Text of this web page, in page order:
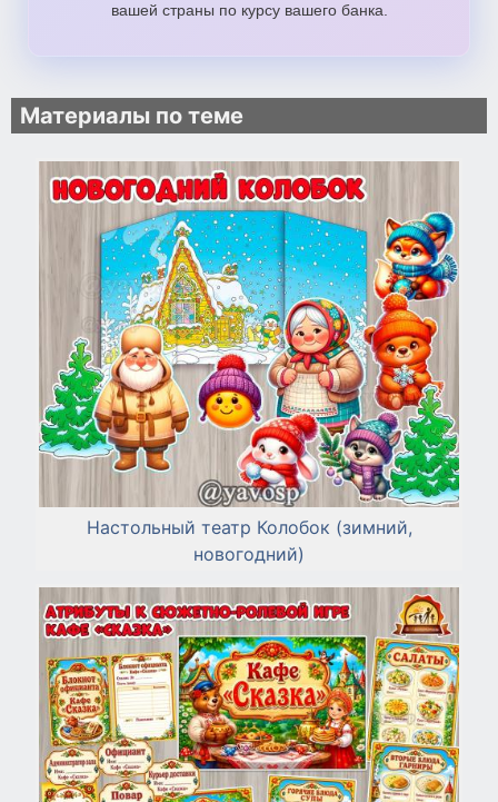
вашей страны по курсу вашего банка.
Материалы по теме
Настольный театр Колобок (зимний,
новогодний)